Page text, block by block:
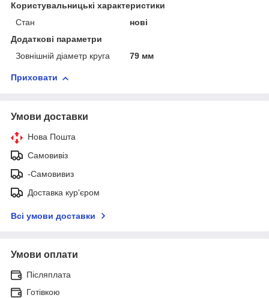
Користувальницькі характеристики
Стан
нові
Додаткові параметри
Зовнішній діаметр круга
79 мм
Приховати
Умови доставки
Нова Пошта
Самовивіз
-Самовивиз
Доставка кур'єром
Всі умови доставки
Умови оплати
Післяплата
Готівкою